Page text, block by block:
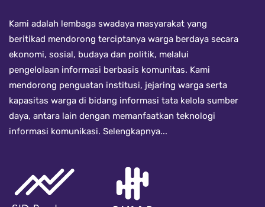
Kami adalah lembaga swadaya masyarakat yang
beritikad mendorong terciptanya warga berdaya secara
ekonomi, sosial, budaya dan politik, melalui
pengelolaan informasi berbasis komunitas. Kami
mendorong penguatan institusi, jejaring warga serta
kapasitas warga di bidang informasi tata kelola sumber
daya, antara lain dengan memanfaatkan teknologi
informasi komunikasi. Selengkapnya...